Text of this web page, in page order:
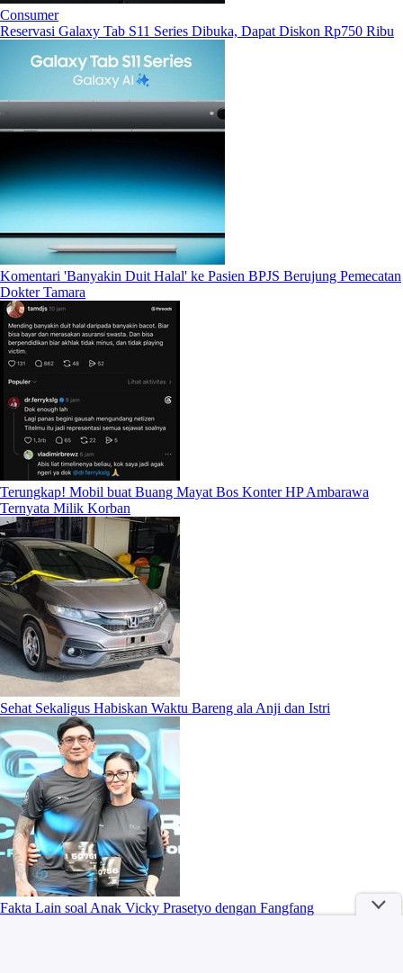
Consumer
Reservasi Galaxy Tab S11 Series Dibuka, Dapat Diskon Rp750 Ribu
Komentari 'Banyakin Duit Halal' ke Pasien BPJS Berujung Pemecatan
Dokter Tamara
Terungkap! Mobil buat Buang Mayat Bos Konter HP Ambarawa
Ternyata Milik Korban
Sehat Sekaligus Habiskan Waktu Bareng ala Anji dan Istri
Fakta Lain soal Anak Vicky Prasetyo dengan Fangfang